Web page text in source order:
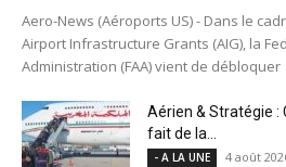
Aero-News (Aéroports US) - Dans le
Airport Infrastructure Grants (AIG), la
Administration (FAA) vient de débloquer
Aérien & Stratégie :
fait de la...
- A LA UNE 4 août